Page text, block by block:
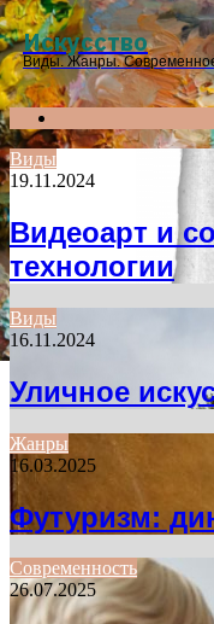
Menu
Искусство
Виды. Жанры. Современное
for
Виды
19.11.2024
Видеоарт и
технологии
Виды
16.11.2024
Уличное
Жанры
16.03.2025
Футуризм:
Современность
26.07.2025